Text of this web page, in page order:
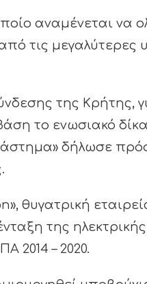
αναμένεται να
τις
της Κρήτης,
το ενωσιακό
δήλωσε
θυγατρική
της
2014 – 2020.